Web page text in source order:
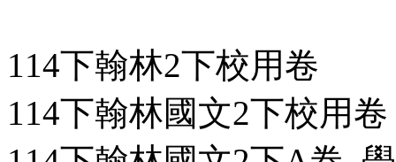
114下翰林2下校用卷
114下翰林國文2下校用卷